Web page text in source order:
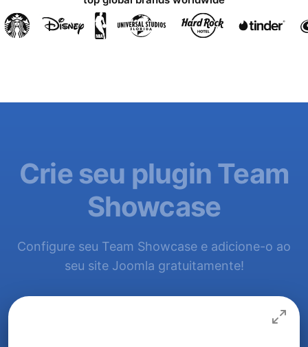
Crie seu plugin Team
Showcase
Configure seu Team Showcase e adicione-o ao
seu site Joomla gratuitamente!